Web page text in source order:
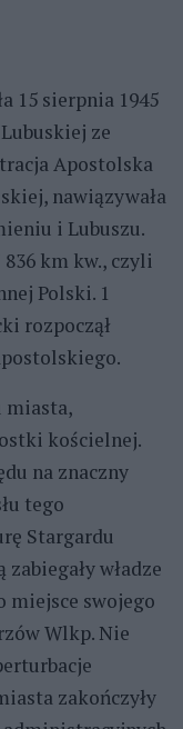
15 sierpnia 1945
ze
Apostolska
nawiązywała
i Lubuszu.
km kw., czyli
Polski. 1
rozpoczął
miasta,
kościelnej.
na znaczny
tego
Stargardu
władze
miejsce swojego
Wlkp. Nie
zakończyły